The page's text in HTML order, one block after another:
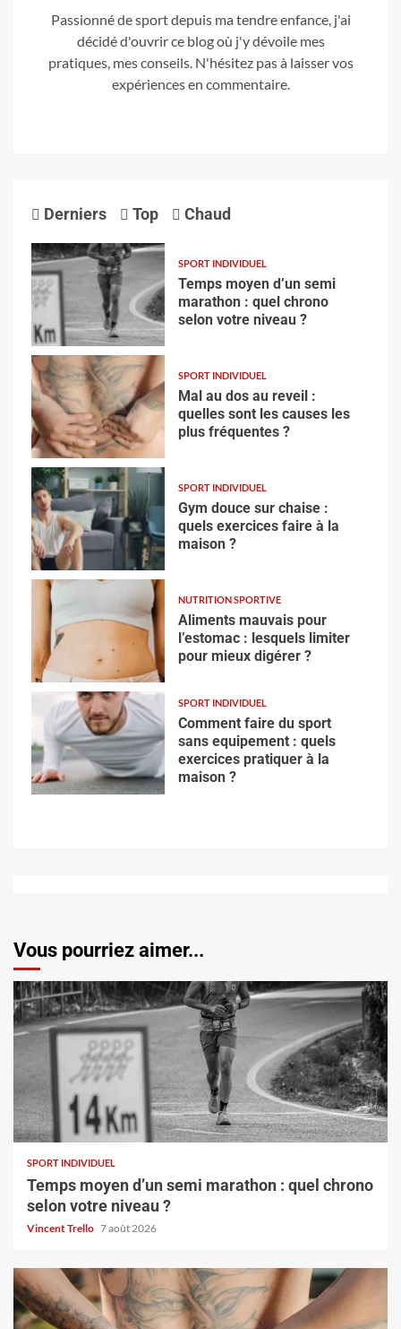
Passionné de sport depuis ma tendre enfance, j'ai
décidé d'ouvrir ce blog où j'y dévoile mes
pratiques, mes conseils. N'hésitez pas à laisser vos
expériences en commentaire.
Derniers Top Chaud
SPORT INDIVIDUEL
Temps moyen d’un semi
marathon : quel chrono
selon votre niveau ?
SPORT INDIVIDUEL
Mal au dos au reveil :
quelles sont les causes les
plus fréquentes ?
SPORT INDIVIDUEL
Gym douce sur chaise :
quels exercices faire à la
maison ?
NUTRITION SPORTIVE
Aliments mauvais pour
l’estomac : lesquels limiter
pour mieux digérer ?
SPORT INDIVIDUEL
Comment faire du sport
sans equipement : quels
exercices pratiquer à la
maison ?
Vous pourriez aimer...
SPORT INDIVIDUEL
Temps moyen d’un semi marathon : quel chrono
selon votre niveau ?
Vincent Trello 7 août 2026